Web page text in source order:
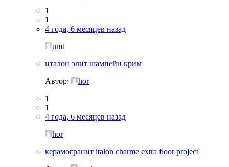
1
1
4 года, 6 месяцев назад
umt
италон элит шампейн крим
Автор:
hor
1
1
4 года, 6 месяцев назад
hor
керамогранит italon charme extra floor project